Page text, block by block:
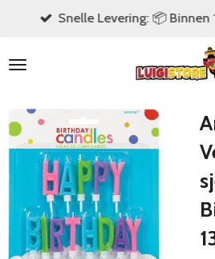
naar
hoofdinhoud
Snelle Levering: 📦 Binnen